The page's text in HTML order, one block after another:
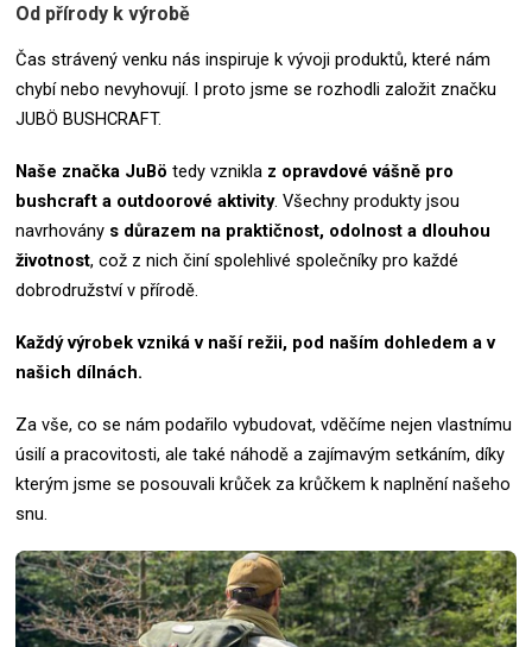
Od přírody k výrobě
Čas strávený venku nás inspiruje k vývoji produktů, které nám
chybí nebo nevyhovují. I proto jsme se rozhodli založit značku
JUBÖ BUSHCRAFT.
Naše značka JuBö tedy vznikla z opravdové vášně pro
bushcraft a outdoorové aktivity. Všechny produkty jsou
navrhovány s důrazem na praktičnost, odolnost a dlouhou
životnost, což z nich činí spolehlivé společníky pro každé
dobrodružství v přírodě.
Každý výrobek vzniká v naší režii, pod naším dohledem a v
našich dílnách.
Za vše, co se nám podařilo vybudovat, vděčíme nejen vlastnímu
úsilí a pracovitosti, ale také náhodě a zajímavým setkáním, díky
kterým jsme se posouvali krůček za krůčkem k naplnění našeho
snu.